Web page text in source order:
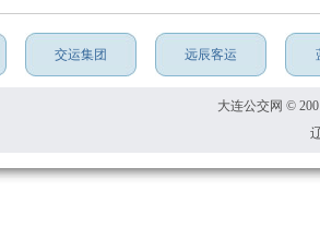
交运集团 远辰客运
大连公交网 ©